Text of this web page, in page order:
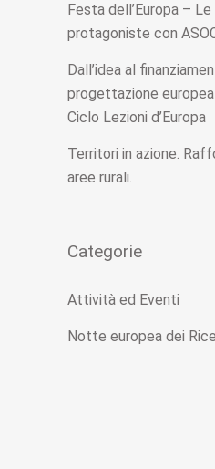
Festa dell’Europa –
protagoniste con
Dall’idea al
progettazione europea
Ciclo Lezioni d’Europa
Territori in azione.
aree rurali.
Categorie
Attività ed Eventi
Notte europea dei